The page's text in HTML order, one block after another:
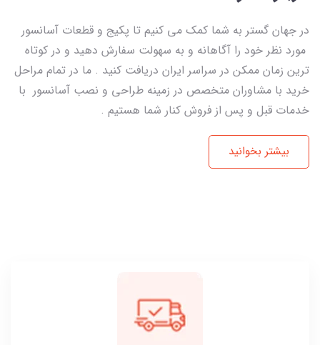
در جهان گستر به شما کمک می کنیم تا پکیج و قطعات آسانسور
مورد نظر خود را آگاهانه و به سهولت سفارش دهید و در کوتاه
ترین زمان ممکن در سراسر ایران دریافت کنید . ما در تمام مراحل
خرید با مشاوران متخصص در زمینه طراحی و نصب آسانسور با
خدمات قبل و پس از فروش کنار شما هستیم .
بیشتر بخوانید